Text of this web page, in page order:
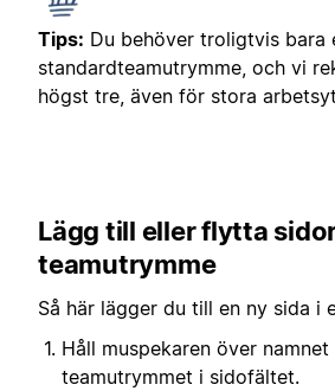
Tips: Du behöver troligtvis bara
standardteamutrymme, och vi
högst tre, även för stora
Lägg till eller flytta
teamutrymme
Så här lägger du till en ny sida i
Håll muspekaren över namnet
teamutrymmet i sidofältet.